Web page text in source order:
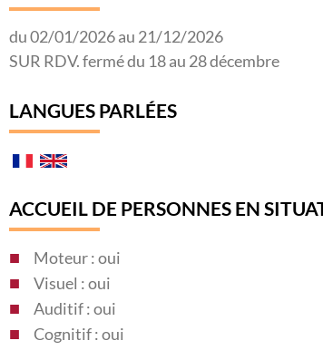
du 02/01/2026 au 21/12/2026
SUR RDV. fermé du 18 au 28 décembre
LANGUES PARLÉES
ACCUEIL DE PERSONNES EN
Moteur : oui
Visuel : oui
Auditif : oui
Cognitif : oui